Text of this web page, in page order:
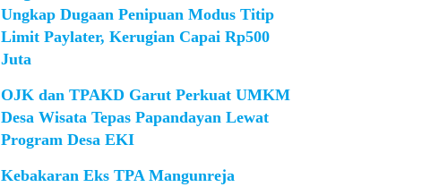
Ungkap Dugaan Penipuan Modus Titip
Limit Paylater, Kerugian Capai Rp500
Juta
OJK dan TPAKD Garut Perkuat UMKM
Desa Wisata Tepas Papandayan Lewat
Program Desa EKI
Kebakaran Eks TPA Mangunreja